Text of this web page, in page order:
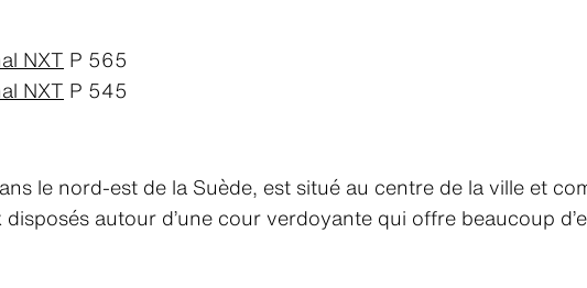
NXT P 565
NXT P 545
le nord-est de la Suède, est situé au centre de la ville et
autour d’une cour verdoyante qui offre beaucoup